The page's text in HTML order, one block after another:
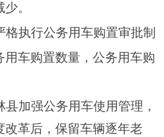
。
格执行公务用车购置审批制
用车购置数量，公务用车购
县加强公务用车使用管理，
改革后，保留车辆逐年老